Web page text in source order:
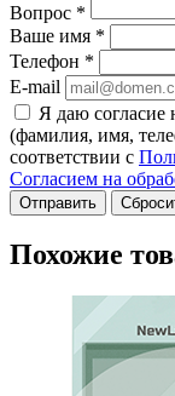
Вопрос *
Ваше имя *
Телефон *
E-mail
Я даю согласие
(фамилия, имя,
соответствии с
Согласием на
Похожие